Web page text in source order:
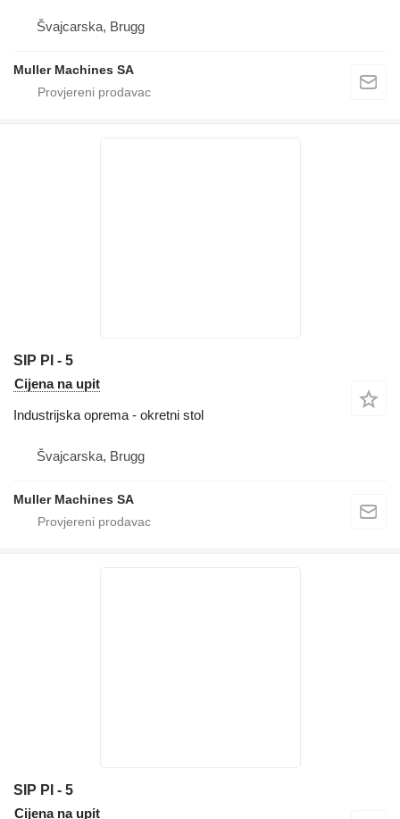
Švајcarska, Brugg
Muller Machines SA
SIP PI - 5
Cijena na upit
Industrijska oprema - okretni stol
Švајcarska, Brugg
Muller Machines SA
SIP PI - 5
Cijena na upit